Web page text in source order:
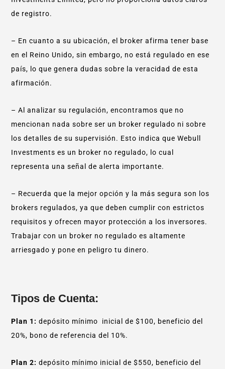
de registro.
– En cuanto a su ubicación, el broker afirma tener base
en el Reino Unido, sin embargo, no está regulado en ese
país, lo que genera dudas sobre la veracidad de esta
afirmación.
– Al analizar su regulación, encontramos que no
mencionan nada sobre ser un broker regulado ni sobre
los detalles de su supervisión. Esto indica que Webull
Investments es un broker no regulado, lo cual
representa una señal de alerta importante.
– Recuerda que la mejor opción y la más segura son los
brokers regulados, ya que deben cumplir con estrictos
requisitos y ofrecen mayor protección a los inversores.
Trabajar con un broker no regulado es altamente
arriesgado y pone en peligro tu dinero.
Tipos de Cuenta:
Plan 1: depósito mínimo inicial de $100, beneficio del
20%, bono de referencia del 10%.
Plan 2: depósito mínimo inicial de $550, beneficio del